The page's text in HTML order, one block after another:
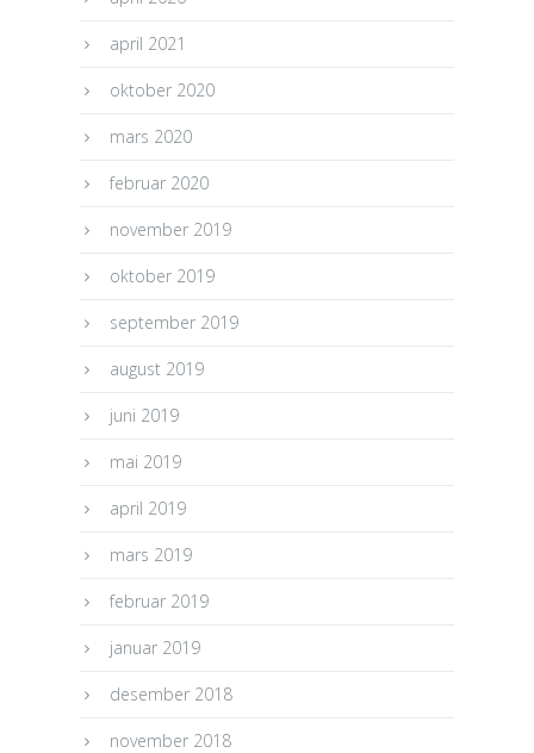
april 2021
oktober 2020
mars 2020
februar 2020
november 2019
oktober 2019
september 2019
august 2019
juni 2019
mai 2019
april 2019
mars 2019
februar 2019
januar 2019
desember 2018
november 2018